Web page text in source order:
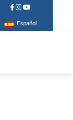
Español